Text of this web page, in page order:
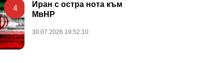
4
Иран с остра нота към
МвНР
30.07.2026 19:52:10